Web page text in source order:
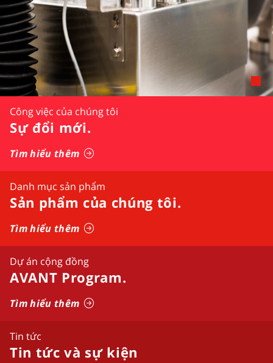
Công việc của chúng tôi
Sự đổi mới.
Tìm hiểu thêm
Danh mục sản phẩm
Sản phẩm của chúng tôi.
Tìm hiểu thêm
Dự án cộng đồng
AVANT Program.
Tìm hiểu thêm
Tin tức
Tin tức và sự kiện